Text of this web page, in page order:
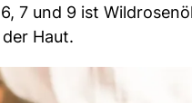
7 und 9 ist
Haut.